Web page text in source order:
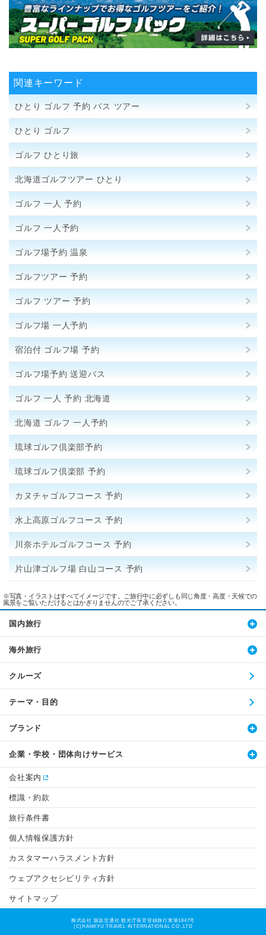
関連キーワード
ひとり ゴルフ 予約 バス ツアー
ひとり ゴルフ
ゴルフ ひとり旅
北海道ゴルフツアー ひとり
ゴルフ 一人 予約
ゴルフ 一人予約
ゴルフ場予約 温泉
ゴルフツアー 予約
ゴルフ ツアー 予約
ゴルフ場 一人予約
宿泊付 ゴルフ場 予約
ゴルフ場予約 送迎バス
ゴルフ 一人 予約 北海道
北海道 ゴルフ 一人予約
琉球ゴルフ倶楽部予約
琉球ゴルフ倶楽部 予約
カヌチャゴルフコース 予約
水上高原ゴルフコース 予約
川奈ホテルゴルフコース 予約
片山津ゴルフ場 白山コース 予約
※写真・イラストはすべてイメージです。ご旅行中に必ずしも同じ角度・高度・天候での
風景をご覧いただけるとはかぎりませんのでご了承ください。
国内旅行
海外旅行
クルーズ
テーマ・目的
ブランド
企業・学校・団体向けサービス
会社案内
標識・約款
旅行条件書
個人情報保護方針
カスタマーハラスメント方針
ウェブアクセシビリティ方針
サイトマップ
株式会社 阪急交通社 観光庁長官登録旅行業第1847号
(C)HANKYU TRAVEL INTERNATIONAL CO.,LTD